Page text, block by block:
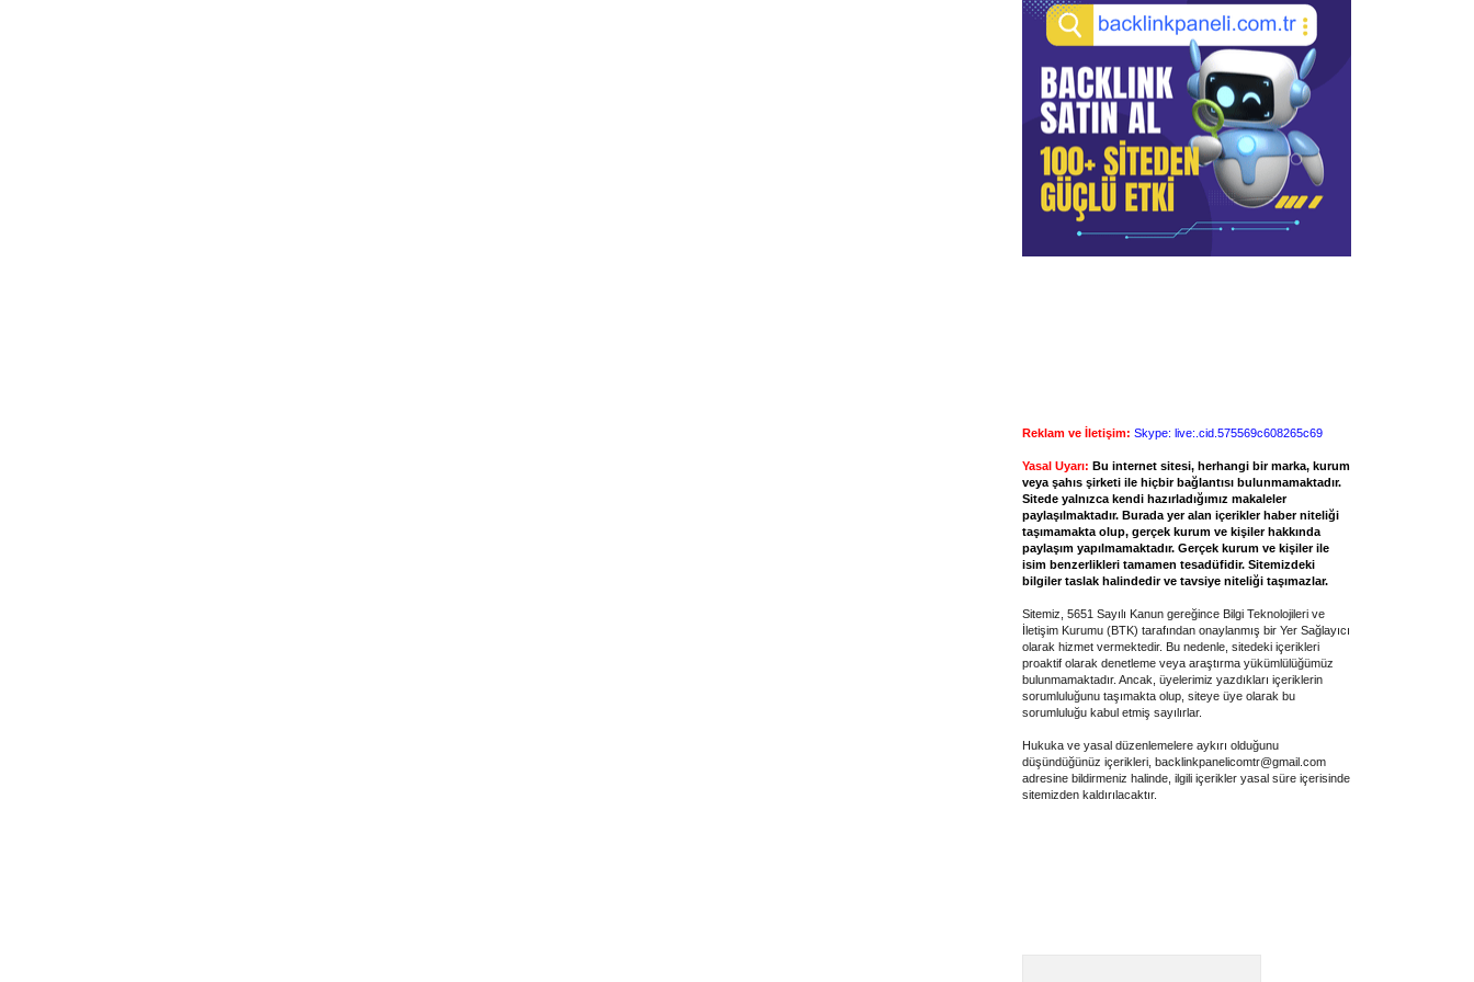
Reklam ve İletişim: Skype: live:.cid.575569c608265c69
Yasal Uyarı: Bu internet sitesi, herhangi bir marka, kurum
veya şahıs şirketi ile hiçbir bağlantısı bulunmamaktadır.
Sitede yalnızca kendi hazırladığımız makaleler
paylaşılmaktadır. Burada yer alan içerikler haber niteliği
taşımamakta olup, gerçek kurum ve kişiler hakkında
paylaşım yapılmamaktadır. Gerçek kurum ve kişiler ile
isim benzerlikleri tamamen tesadüfidir. Sitemizdeki
bilgiler taslak halindedir ve tavsiye niteliği taşımazlar.
Sitemiz, 5651 Sayılı Kanun gereğince Bilgi Teknolojileri ve
İletişim Kurumu (BTK) tarafından onaylanmış bir Yer Sağlayıcı
olarak hizmet vermektedir. Bu nedenle, sitedeki içerikleri
proaktif olarak denetleme veya araştırma yükümlülüğümüz
bulunmamaktadır. Ancak, üyelerimiz yazdıkları içeriklerin
sorumluluğunu taşımakta olup, siteye üye olarak bu
sorumluluğu kabul etmiş sayılırlar.
Hukuka ve yasal düzenlemelere aykırı olduğunu
düşündüğünüz içerikleri, backlinkpanelicomtr@gmail.com
adresine bildirmeniz halinde, ilgili içerikler yasal süre içerisinde
sitemizden kaldırılacaktır.